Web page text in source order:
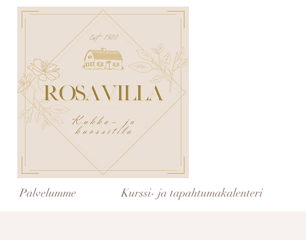
Palvelumme Kurssi- ja tapahtumakalenteri